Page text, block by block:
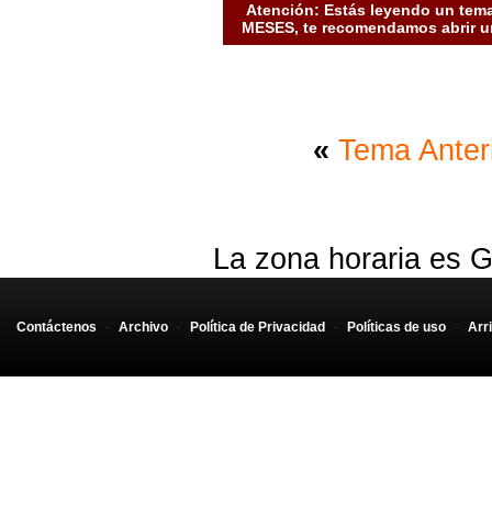
Atención: Estás leyendo un
MESES, te recomendamos abrir
« Tema
La zona horaria es
Contáctenos - Archivo - Política de Privacidad - Políticas de uso -